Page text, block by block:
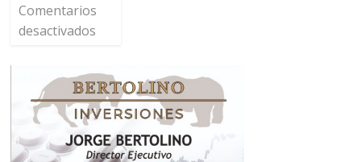
Comentarios
desactivados